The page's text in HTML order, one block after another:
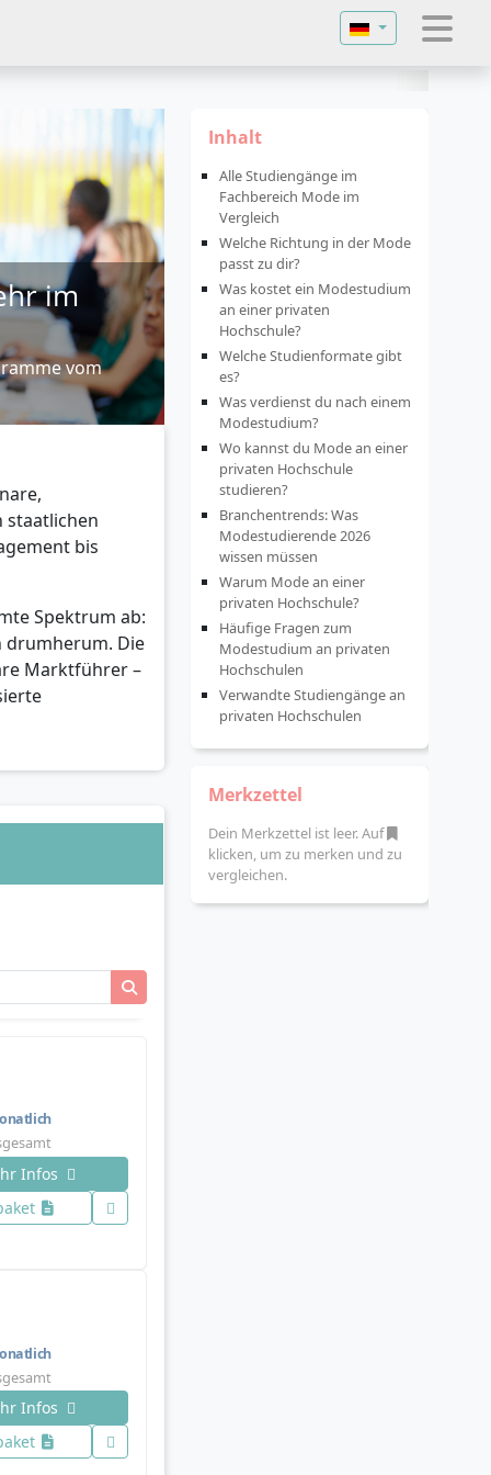
Sprache
im
vom
staatlichen
bis
Spektrum ab:
drumherum. Die
Marktführer –
Infos
Infos
Inhalt
Alle Studiengänge im
Fachbereich Mode im
Vergleich
Welche Richtung in der Mode
passt zu dir?
Was kostet ein Modestudium
an einer privaten
Hochschule?
Welche Studienformate gibt
es?
Was verdienst du nach einem
Modestudium?
Wo kannst du Mode an einer
privaten Hochschule
studieren?
Branchentrends: Was
Modestudierende 2026
wissen müssen
Warum Mode an einer
privaten Hochschule?
Häufige Fragen zum
Modestudium an privaten
Hochschulen
Verwandte Studiengänge an
privaten Hochschulen
Merkzettel
Dein Merkzettel ist leer. Auf
klicken, um zu merken und zu
vergleichen.